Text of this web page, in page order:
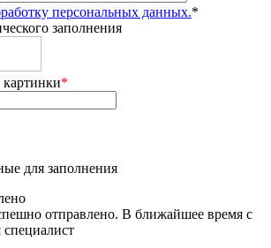
персональных данных.*
заполнения
*
для заполнения
отправлено. В ближайшее время с